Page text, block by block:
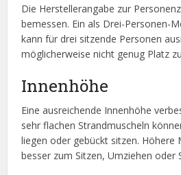
Die Herstellerangabe zur
bemessen. Ein als Drei-Personen-
kann für drei sitzende Personen
möglicherweise nicht genug Platz
Innenhöhe
Eine ausreichende Innenhöhe
sehr flachen Strandmuscheln
liegen oder gebückt sitzen. Höhere
besser zum Sitzen, Umziehen oder